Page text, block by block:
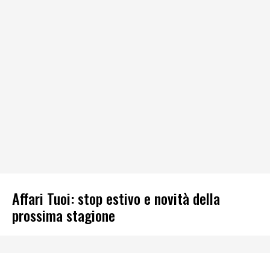
Affari Tuoi: stop estivo e novità della
prossima stagione